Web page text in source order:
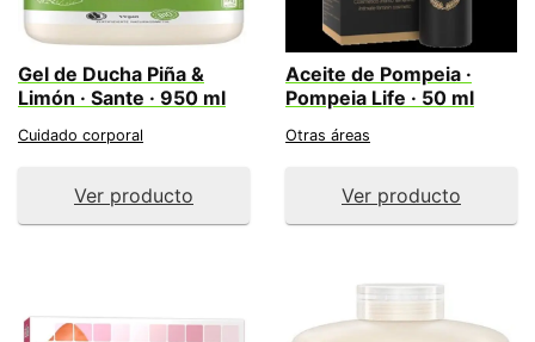
Gel de Ducha Piña &
Limón · Sante · 950 ml
Cuidado corporal
Ver producto
Aceite de Pompeia ·
Pompeia Life · 50 ml
Otras áreas
Ver producto